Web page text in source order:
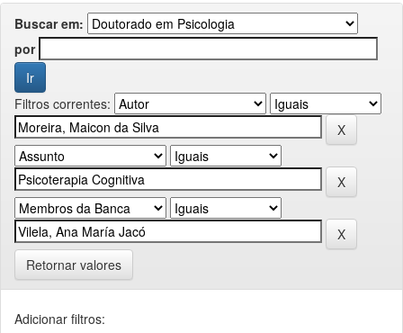
Buscar em:
por
Filtros correntes:
Retornar valores
Adicionar filtros: